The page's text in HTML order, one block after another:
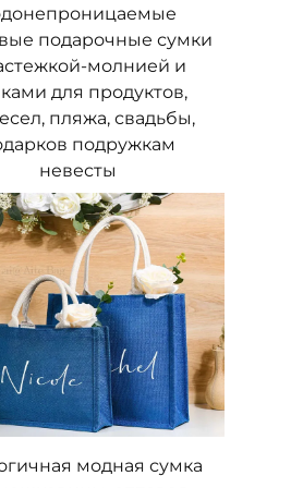
различных
Это означает,
графических
применяя
сумку
бренда.
сумки-
образа жизни
для ваших
подарочные сумки
молнией и
для продуктов,
пляжа, свадьбы,
подружкам
невесты
модная сумка